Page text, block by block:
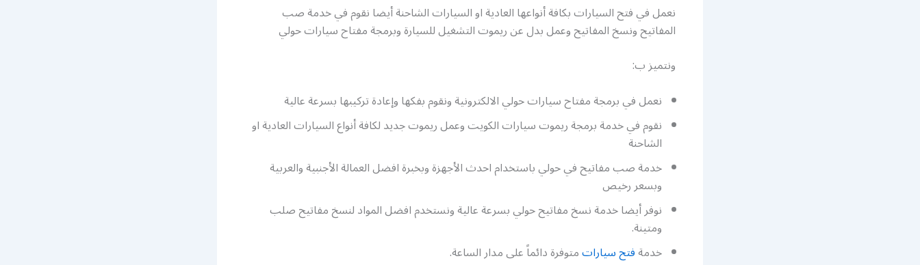
نعمل في فتح السيارات بكافة أنواعها العادية او السيارات الشاحنة أيضا نقوم في خدمة صب
المفاتيح ونسخ المفاتيح وعمل بدل عن ريموت التشغيل للسيارة وبرمجة مفتاح سيارات حولي
ونتميز ب:
نعمل في برمجة مفتاح سيارات حولي الالكترونية ونقوم بفكها وإعادة تركيبها بسرعة عالية
نقوم في خدمة برمجة ريموت سيارات الكويت وعمل ريموت جديد لكافة أنواع السيارات العادية او
الشاحنة
خدمة صب مفاتيح في حولي باستخدام احدث الأجهزة وبخبرة افضل العمالة الأجنبية والعربية
وبسعر رخيص
نوفر أيضا خدمة نسخ مفاتيح حولي بسرعة عالية ونستخدم افضل المواد لنسخ مفاتيح صلب
ومتينة.
خدمةفتح سياراتمتوفرة دائماً على مدار الساعة.